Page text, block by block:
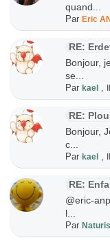
quand...
ParEric
RE:
Bonjour,
se...
Parkael
RE:
Bonjour,
c...
Parkael
RE:
@eric-
l...
Par